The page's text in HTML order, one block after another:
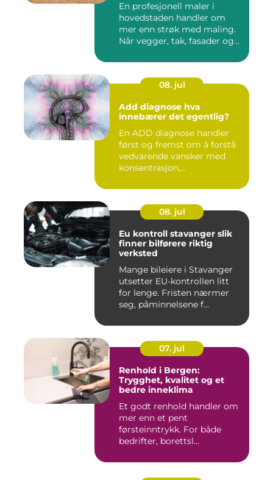
En profesjonell maler i
hovedstaden handler om
mer enn strøk med maling.
Når vegger, tak, fasader og...
08. jul
Add diagnose hva
innebærer det egentlig?
En ADD diagnose handler
først og fremst om å forstå
vedvarende vansker med
konsentrasjon,
08. jul
Eu kontroll stavanger slik
finner bilførere riktig
verksted
Mange bileiere i Stavanger
utsetter EU-kontrollen litt
for lenge. Fristen nærmer
seg, påminnelsene f...
07. jul
Renhold i Bergen:
Trygghet, kvalitet og et
bedre inneklima
Et godt renhold handler om
mer enn et pent
førsteinntrykk. For både
bedrifter, borettsl...